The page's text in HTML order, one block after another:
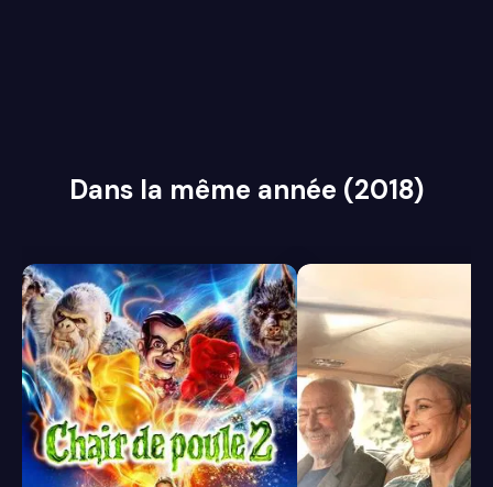
Dans la même année (2018)